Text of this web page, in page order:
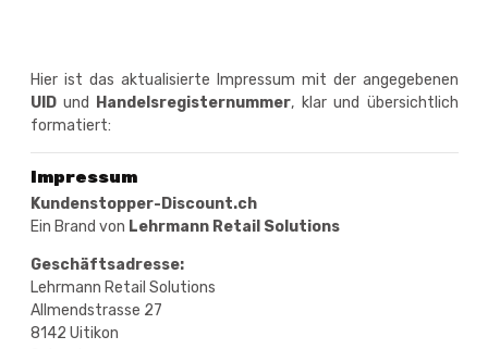
Hier ist das aktualisierte Impressum mit der angegebenen
UIDund Handelsregisternummer, klar und übersichtlich
formatiert:
Impressum
Kundenstopper-Discount.ch
Ein Brand von Lehrmann Retail Solutions
Geschäftsadresse:
Lehrmann Retail Solutions
Allmendstrasse 27
8142 Uitikon